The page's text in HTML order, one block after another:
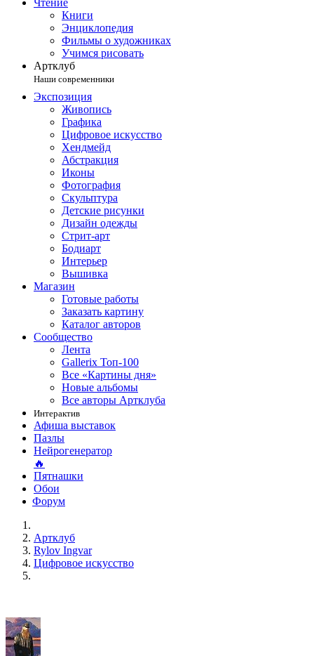
Чтение
Книги
Энциклопедия
Фильмы о художниках
Учимся рисовать
Артклуб
Наши современники
Экспозиция
Живопись
Графика
Цифровое искусство
Хендмейд
Абстракция
Иконы
Фотография
Скульптура
Детские рисунки
Дизайн одежды
Стрит-арт
Бодиарт
Интерьер
Вышивка
Магазин
Готовые работы
Заказать картину
Каталог авторов
Сообщество
Лента
Gallerix Топ-100
Все «Картины дня»
Новые альбомы
Все авторы Артклуба
Интерактив
Афиша выставок
Пазлы
Нейрогенератор
🔥
Пятнашки
Обои
Форум
Артклуб
Rylov Ingvar
Цифровое искусство